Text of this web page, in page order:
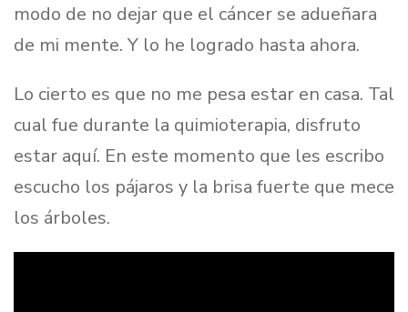
modo de no dejar que el cáncer se adueñara
de mi mente. Y lo he logrado hasta ahora.
Lo cierto es que no me pesa estar en casa. Tal
cual fue durante la quimioterapia, disfruto
estar aquí. En este momento que les escribo
escucho los pájaros y la brisa fuerte que mece
los árboles.